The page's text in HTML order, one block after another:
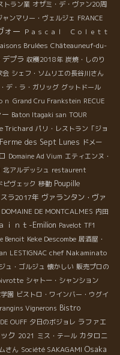
トラン業 オザミ・デ・ヴァン20周
ャンマリー・ヴェルジェ FRANCE
ォー Ｐａｓｃａｌ Ｃｏｌｅｔｔ
Brulées Châteauneuf-du-
デプラ 収穫2018年 炭焼・しのり
会 シェフ・ソムリエの長谷川さん
デ・ラ・ガリッグ グットドール
ｎ Grand Cru Frankstein RECUE
Baton Itagaki san TOUR
Trichard パリ・レストラン「ジョ
des Sept Lunes ドメー
Domaine Ad Vium エティエンヌ・
北アルデッシュ restaurent
ピヴェック 移動 Poupille
ラ2017年 ヴァランタン・ヴァ
DOMAINE DE MONTCALMES 内田
ｉｎｔ-Emilion Pavelot TF1
Benoit Keke Descombe 居酒屋・
LESTIGNAC chef Nakaminato
ュ・ゴルジュ 懐かしい 販売プロの
シャトー・シャンション
園 ビストロ・ワインバー・ウグイ
Vignerons Bistro
OUFF 夕日のボジョレ ラファエ
ク 2021 ミス・テール カタロニ
さん Société SAKAGAMI Osaka